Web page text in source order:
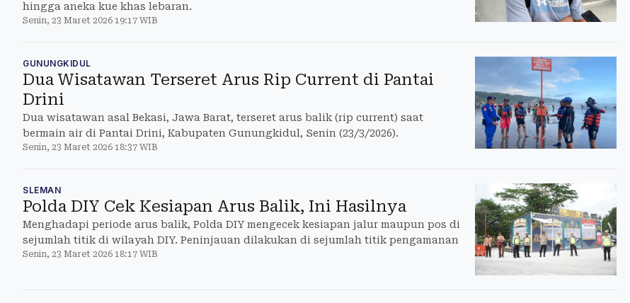
hingga aneka kue khas lebaran.
Senin, 23 Maret 2026 19:17 WIB
GUNUNGKIDUL
Dua Wisatawan Terseret Arus Rip Current di Pantai
Drini
Dua wisatawan asal Bekasi, Jawa Barat, terseret arus balik (rip current) saat
bermain air di Pantai Drini, Kabupaten Gunungkidul, Senin (23/3/2026).
Senin, 23 Maret 2026 18:37 WIB
SLEMAN
Polda DIY Cek Kesiapan Arus Balik, Ini Hasilnya
Menghadapi periode arus balik, Polda DIY mengecek kesiapan jalur maupun pos di
sejumlah titik di wilayah DIY. Peninjauan dilakukan di sejumlah titik pengamanan
Senin, 23 Maret 2026 18:17 WIB